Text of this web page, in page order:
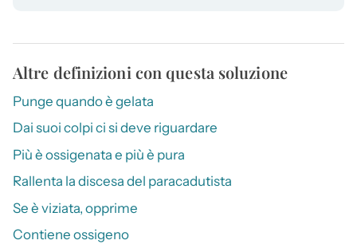
Altre definizioni con questa soluzione
Punge quando è gelata
Dai suoi colpi ci si deve riguardare
Più è ossigenata e più è pura
Rallenta la discesa del paracadutista
Se è viziata, opprime
Contiene ossigeno